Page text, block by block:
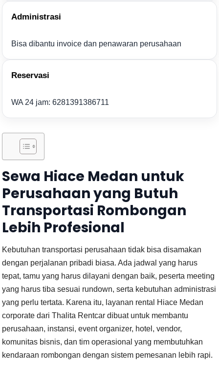
Administrasi
Bisa dibantu invoice dan penawaran perusahaan
Reservasi
WA 24 jam: 6281391386711
Sewa Hiace Medan untuk
Perusahaan yang Butuh
Transportasi Rombongan
Lebih Profesional
Kebutuhan transportasi perusahaan tidak bisa disamakan
dengan perjalanan pribadi biasa. Ada jadwal yang harus
tepat, tamu yang harus dilayani dengan baik, peserta meeting
yang harus tiba sesuai rundown, serta kebutuhan administrasi
yang perlu tertata. Karena itu, layanan rental Hiace Medan
corporate dari Thalita Rentcar dibuat untuk membantu
perusahaan, instansi, event organizer, hotel, vendor,
komunitas bisnis, dan tim operasional yang membutuhkan
kendaraan rombongan dengan sistem pemesanan lebih rapi.